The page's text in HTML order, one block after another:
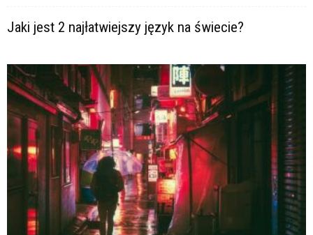
Jaki jest 2 najłatwiejszy język na świecie?